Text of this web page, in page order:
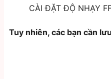
CÀI ĐẶT ĐỘ NHẠY
Tuy nhiên, các bạn cần